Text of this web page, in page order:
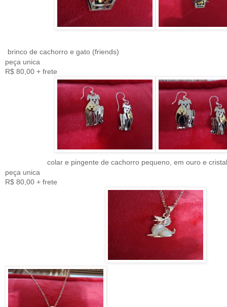
brinco de cachorro e gato (friends)
peça unica
R$ 80,00 + frete
colar e pingente de cachorro pequeno, em ouro e
peça unica
R$ 80,00 + frete